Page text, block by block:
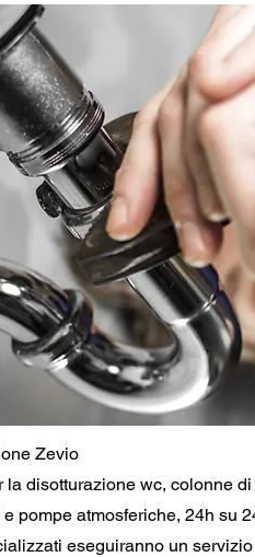
Zevio
la disotturazione wc, colonne
pompe atmosferiche, 24h su
eseguiranno un